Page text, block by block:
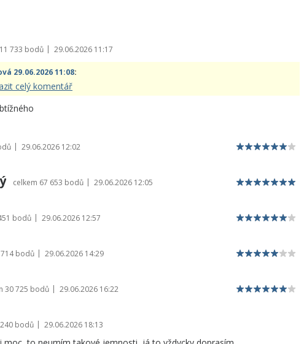
11 733 bodů | 29.06.2026 11:17
29.06.2026 11:08:
celý komentář
| 29.06.2026 12:02
celkem 67 653 bodů | 29.06.2026 12:05
bodů | 29.06.2026 12:57
bodů | 29.06.2026 14:29
30 725 bodů | 29.06.2026 16:22
bodů | 29.06.2026 18:13